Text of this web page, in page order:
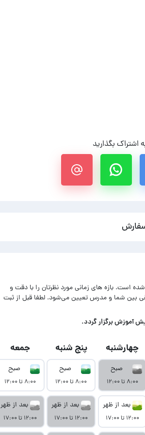
اشتراک بگذارید
است. بازه های زمانی مورد نظرتان را با دقت و
بین شما و مدرس تعیین می‌شود. لطفا قبل از ثبت
چهارشنبه
صبح
۸:۰۰ تا ۱۲:۰۰
بعد از ظهر
۱۲:۰۰ تا ۱۷:۰۰
پنج شنبه
صبح
۸:۰۰ تا ۱۲:۰۰
بعد از ظهر
۱۲:۰۰ تا ۱۷:۰۰
جمعه
صبح
۸:۰۰ تا ۱۲:۰۰
بعد از ظهر
۱۲:۰۰ تا ۱۷:۰۰